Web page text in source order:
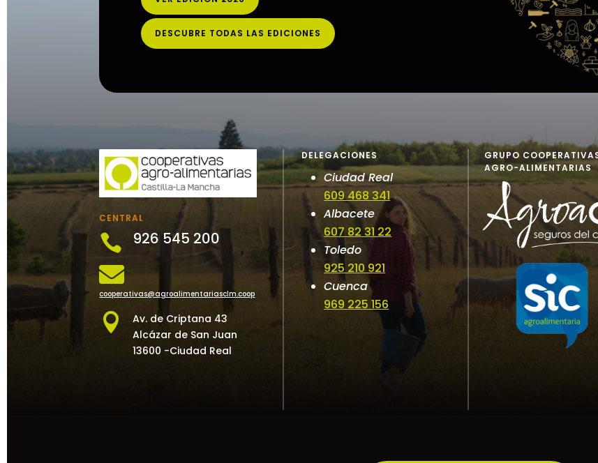
DESCUBRE TODAS LAS EDICIONES
CENTRAL
 926 545 200

cooperativas@agroalimentariasclm.coop

Av. de Criptana 43
Alcázar de San Juan
13600 -Ciudad Real
DELEGACIONES
Ciudad Real
609 468 341
Albacete
607 82 31 22
Toledo
925 210 921
Cuenca
969 225 156
GRUPO
AGRO-ALIMENTARIAS